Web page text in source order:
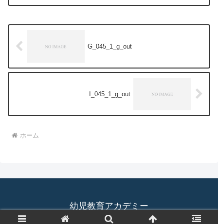
G_045_1_g_out
I_045_1_g_out
ホーム
幼児教育アカデミー
© 2019 幼児教育アカデミー.